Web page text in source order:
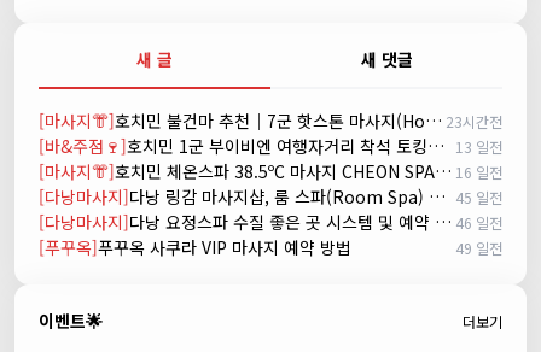
새 글 새 댓글
[마사지👘] 호치민 불건마 추천｜7군 핫스톤 마사지(Hot Stone massage) 23시간전
[바&주점🍷] 호치민 1군 부이비엔 여행자거리 착석 토킹바 놀이터 (NORITER LOUNGE) 13 일전
[마사지👘] 호치민 체온스파 38.5ºC 마사지 CHEON SPA Massage 16 일전
[다낭마사지] 다낭 링감 마사지샵, 룸 스파(Room Spa) 예약 45 일전
[다낭마사지] 다낭 요정스파 수질 좋은 곳 시스템 및 예약 방법 46 일전
[푸꾸옥]푸꾸옥 사쿠라 VIP 마사지 예약 방법 49 일전
이벤트🌟 더보기